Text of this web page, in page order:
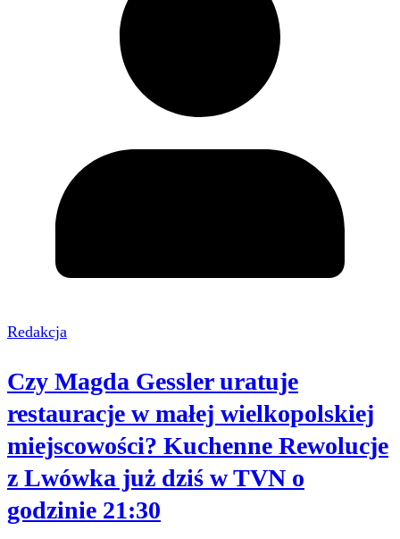
Redakcja
Czy Magda Gessler uratuje
restauracje w małej wielkopolskiej
miejscowości? Kuchenne Rewolucje
z Lwówka już dziś w TVN o
godzinie 21:30